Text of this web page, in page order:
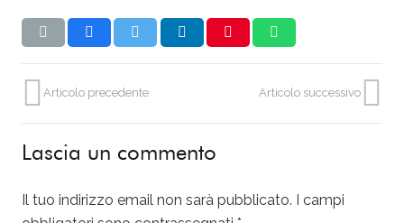
Articolo precedente Articolo successivo
Lascia un commento
Il tuo indirizzo email non sarà pubblicato. I campi